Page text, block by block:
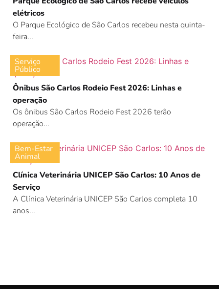
elétricos
O Parque Ecológico de São Carlos recebeu nesta quinta-
feira...
Serviço
Público
Ônibus São Carlos Rodeio Fest 2026: Linhas e
operação
Os ônibus São Carlos Rodeio Fest 2026 terão
operação...
Bem-Estar
Animal
Clínica Veterinária UNICEP São Carlos: 10 Anos de
Serviço
A Clínica Veterinária UNICEP São Carlos completa 10
anos...